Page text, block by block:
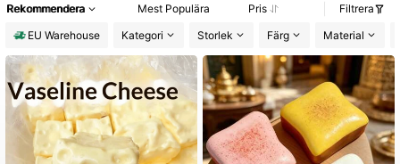
Rekommendera Mest Populära Pris
Filtrera
EU Warehouse
Kategori Storlek Färg Material